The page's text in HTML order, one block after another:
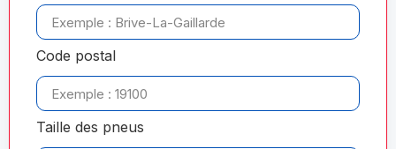
Code postal
Taille des pneus